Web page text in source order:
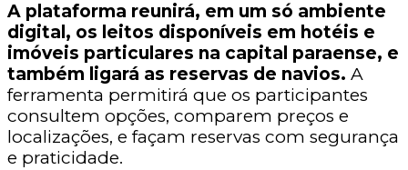
A plataforma reunirá, em um só ambiente
digital, os leitos disponíveis em hotéis e
imóveis particulares na capital paraense, e
também ligará as reservas de navios. A
ferramenta permitirá que os participantes
consultem opções, comparem preços e
localizações, e façam reservas com segurança
e praticidade.